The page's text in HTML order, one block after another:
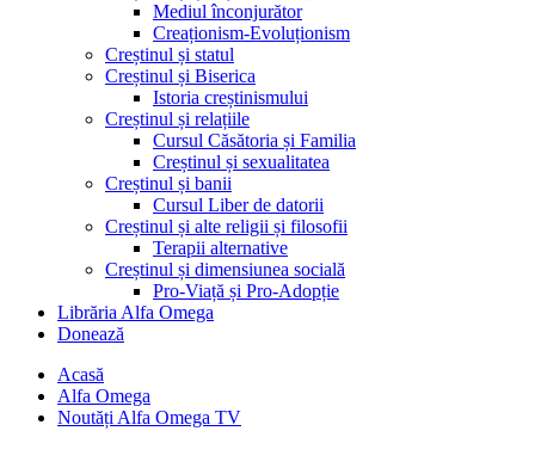
Mediul înconjurător
Creaționism-Evoluționism
Creștinul și statul
Creștinul și Biserica
Istoria creștinismului
Creștinul și relațiile
Cursul Căsătoria și Familia
Creștinul și sexualitatea
Creștinul și banii
Cursul Liber de datorii
Creștinul și alte religii și filosofii
Terapii alternative
Creștinul și dimensiunea socială
Pro-Viață și Pro-Adopție
Librăria Alfa Omega
Donează
Acasă
Alfa Omega
Noutăți Alfa Omega TV